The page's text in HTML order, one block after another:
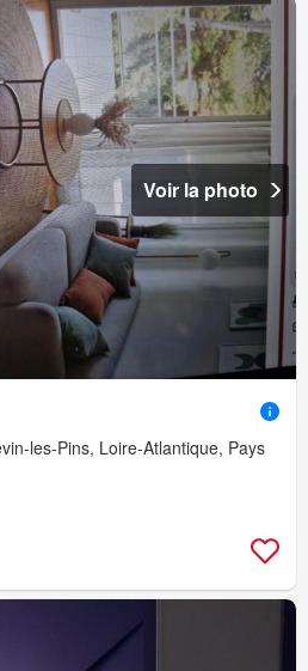
Voir la photo
les-Pins, Loire-Atlantique, Pays